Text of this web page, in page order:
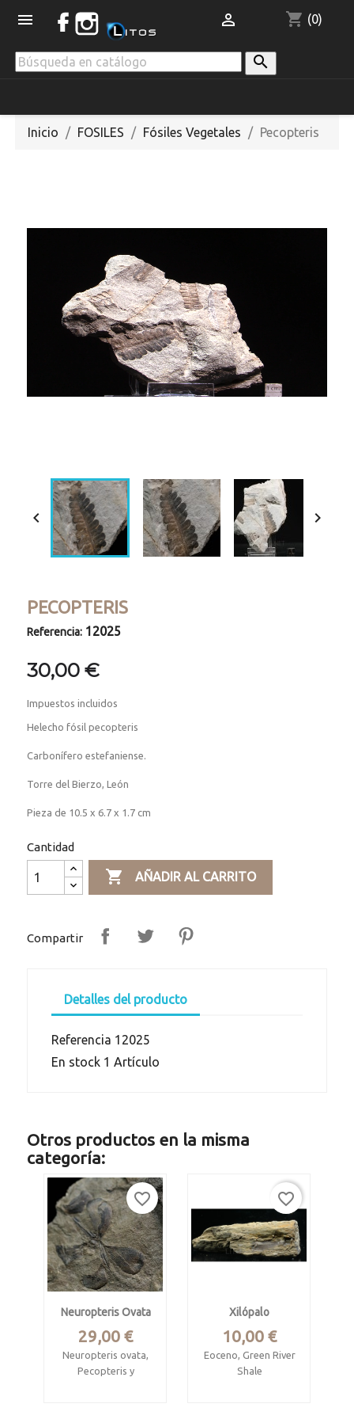
 shopping_cart (0)


Inicio FOSILES Fósiles Vegetales Pecopteris
 
PECOPTERIS
Referencia: 12025
30,00 €
Impuestos incluidos
Helecho fósil pecopteris
Carbonífero estefaniense.
Torre del Bierzo, León
Pieza de 10.5 x 6.7 x 1.7 cm
Cantidad
 AÑADIR AL CARRITO
Compartir
Detalles del producto
Referencia 12025
En stock 1 Artículo
Otros productos en la misma
categoría:
Neuropteris Ovata
Precio
29,00 €
Neuropteris ovata,
Pecopteris y
favorite_border
Xilópalo
Precio
10,00 €
Eoceno, Green River
Shale
favorite_border